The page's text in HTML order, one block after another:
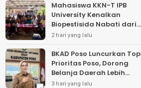
Mahasiswa KKN-T IPB
University Kenalkan
Biopestisida Nabati dari
Daun Pepaya
2 hari yang lalu
BKAD Poso Luncurkan Top
Prioritas Poso, Dorong
Belanja Daerah Lebih
Efektif dan Tepat
3 hari yang lalu